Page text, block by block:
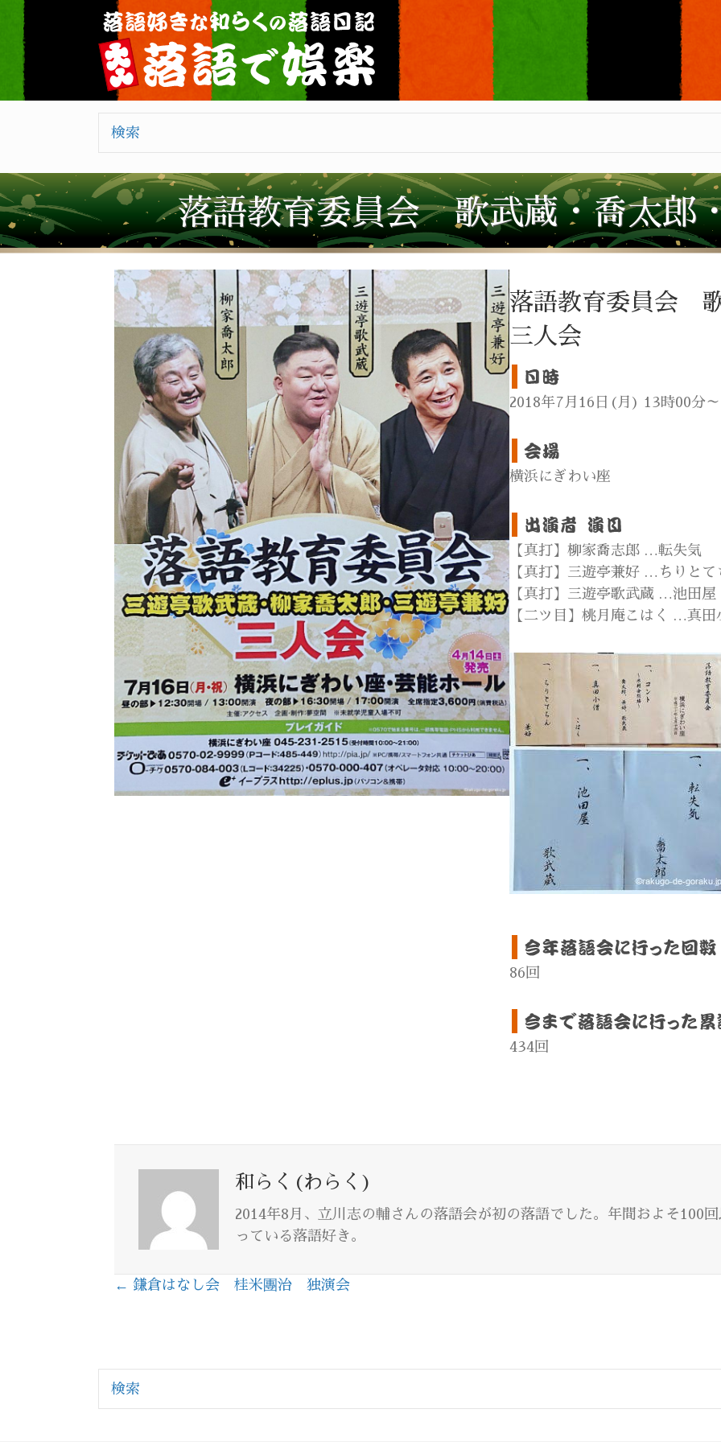
検索
落語教育委員会 歌武蔵・喬太郎
落語教育委員会
三人会
2018年7月16日(月) 13時00分～
横浜にぎわい座
【真打】柳家喬志郎 …転失気
【真打】三遊亭兼好 …ちりとて
【真打】三遊亭歌武蔵 …池田屋
【二ツ目】桃月庵こはく …真田
86回
434回
和らく(わらく)
2014年8月、立川志の輔さんの落語会が初の落語でした。年間およそ100
っている落語好き。
Posts
← 鎌倉はなし会 桂米團治 独演会
検索